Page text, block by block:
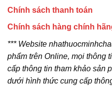
Chính sách thanh toán
Chính sách hàng chính
*** Website
phẩm trên Online, mọi thông
cấp thông tin tham khảo sản
dưới hình thức cung cấp